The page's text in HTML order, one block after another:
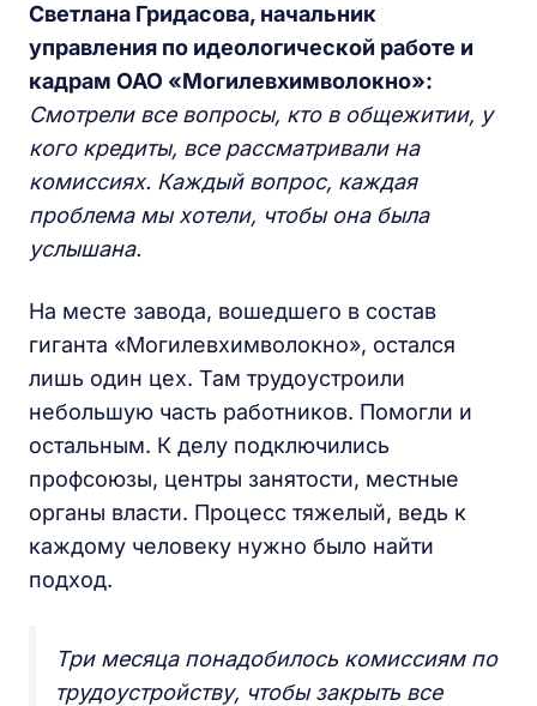
Светлана Гридасова, начальник
управления по идеологической работе и
кадрам ОАО «Могилевхимволокно»:
Смотрели все вопросы, кто в общежитии, у
кого кредиты, все рассматривали на
комиссиях. Каждый вопрос, каждая
проблема мы хотели, чтобы она была
услышана.
На месте завода, вошедшего в состав
гиганта «Могилевхимволокно», остался
лишь один цех. Там трудоустроили
небольшую часть работников. Помогли и
остальным. К делу подключились
профсоюзы, центры занятости, местные
органы власти. Процесс тяжелый, ведь к
каждому человеку нужно было найти
подход.
Три месяца понадобилось комиссиям по
трудоустройству, чтобы закрыть все